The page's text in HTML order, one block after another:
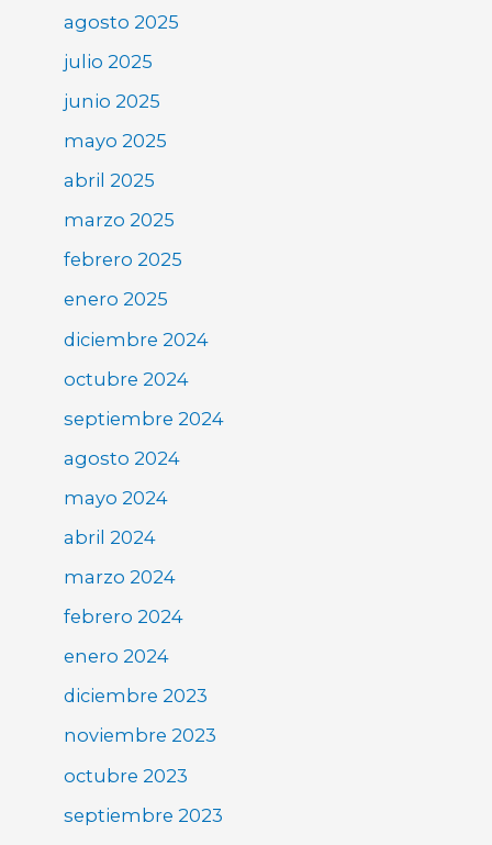
agosto 2025
julio 2025
junio 2025
mayo 2025
abril 2025
marzo 2025
febrero 2025
enero 2025
diciembre 2024
octubre 2024
septiembre 2024
agosto 2024
mayo 2024
abril 2024
marzo 2024
febrero 2024
enero 2024
diciembre 2023
noviembre 2023
octubre 2023
septiembre 2023